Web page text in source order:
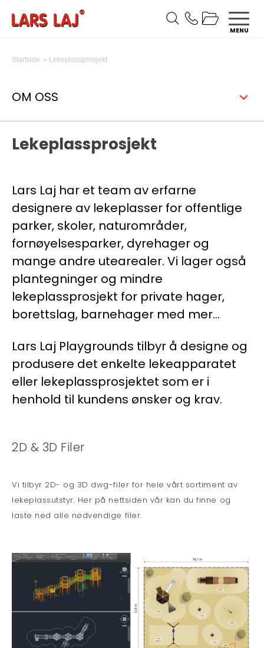
MENU
Startside Lekeplassprosjekt
OM OSS
Lekeplassprosjekt
Lars Laj har et team av erfarne
designere av lekeplasser for offentlige
parker, skoler, naturområder,
fornøyelsesparker, dyrehager og
mange andre utearealer. Vi lager også
plantegninger og mindre
lekeplassprosjekt for private hager,
borettslag, barnehager med mer…
Lars Laj Playgrounds tilbyr å designe og
produsere det enkelte lekeapparatet
eller lekeplassprosjektet som er i
henhold til kundens ønsker og krav.
2D & 3D Filer
Vi tilbyr 2D- og 3D dwg-filer for hele vårt sortiment av
lekeplassutstyr. Her på nettsiden vår kan du finne og
laste ned alle nødvendige filer.